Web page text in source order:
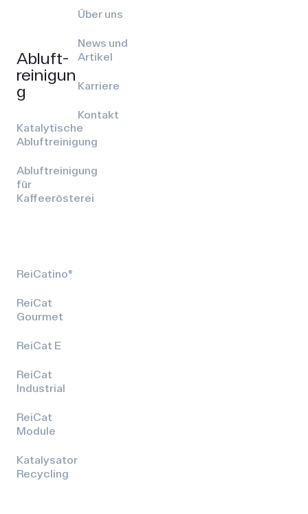
Abluft­
reinigun
g
Katalytische
Abluftreinigung
Abluftreinigung
für
Kaffeerösterei
ReiCatino®
ReiCat
Gourmet
ReiCat E
ReiCat
Industrial
ReiCat
Module
Katalysator
Recycling
Über uns
News und
Artikel
Karriere
Kontakt